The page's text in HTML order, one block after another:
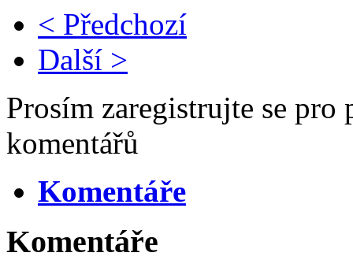
< Předchozí
Další >
Prosím zaregistrujte se pro
komentářů
Komentáře
Komentáře